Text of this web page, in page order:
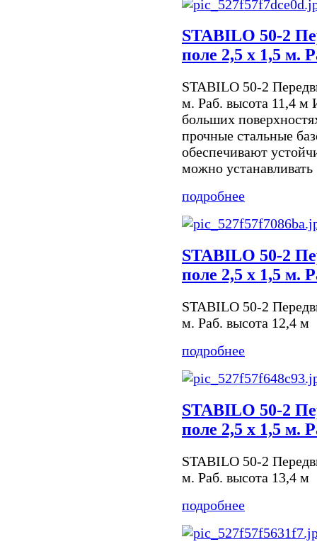
STABILO 50-2
поле 2,5 х 1,5 м.
STABILO 50-2
м. Раб. высота 11,4 м
больших
прочные стальные
обеспечивают
можно устанавливать
подробнее
STABILO 50-2
поле 2,5 х 1,5 м.
STABILO 50-2
м. Раб. высота 12,4 м
подробнее
STABILO 50-2
поле 2,5 х 1,5 м.
STABILO 50-2
м. Раб. высота 13,4 м
подробнее